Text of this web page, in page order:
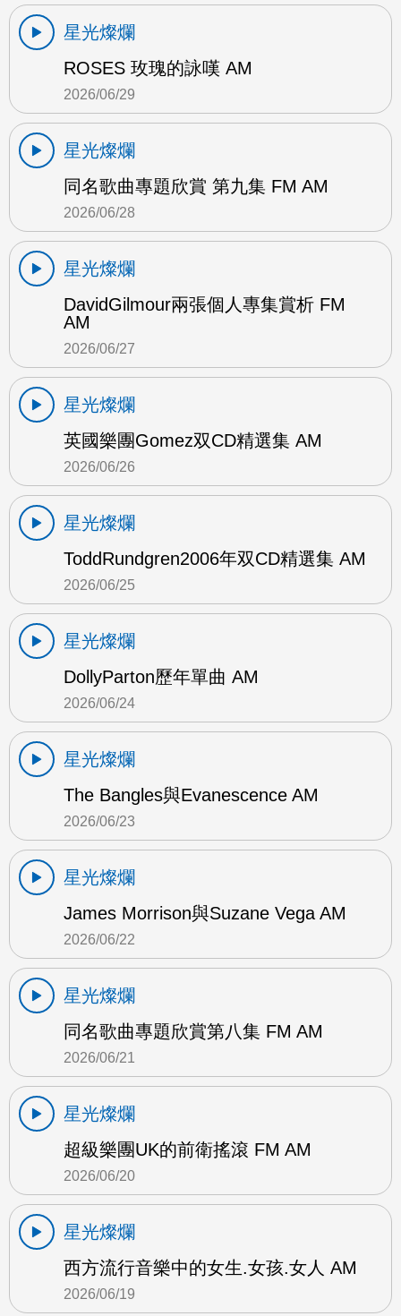
星光燦爛
ROSES 玫瑰的詠嘆 AM
2026/06/29
星光燦爛
同名歌曲專題欣賞 第九集 FM AM
2026/06/28
星光燦爛
DavidGilmour兩張個人專集賞析 FM
AM
2026/06/27
星光燦爛
英國樂團Gomez双CD精選集 AM
2026/06/26
星光燦爛
ToddRundgren2006年双CD精選集 AM
2026/06/25
星光燦爛
DollyParton歷年單曲 AM
2026/06/24
星光燦爛
The Bangles與Evanescence AM
2026/06/23
星光燦爛
James Morrison與Suzane Vega AM
2026/06/22
星光燦爛
同名歌曲專題欣賞第八集 FM AM
2026/06/21
星光燦爛
超級樂團UK的前衛搖滾 FM AM
2026/06/20
星光燦爛
西方流行音樂中的女生.女孩.女人 AM
2026/06/19